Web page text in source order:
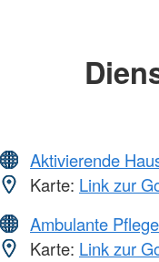
Aktivierende
Karte: Link zur
Ambulante Pflege
Karte: Link zur